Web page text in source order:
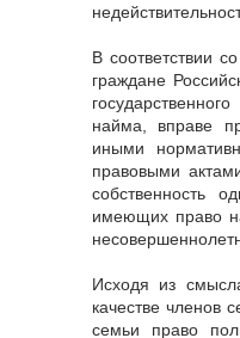
В соответствии
граждане
найма, вправе
иными
правовыми
собственность
имеющих право
Исходя из
качестве членов
семьи право